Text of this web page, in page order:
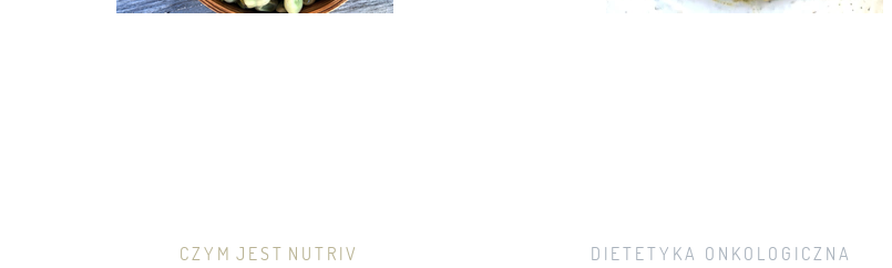
C Z Y M J E S T N U T R I V D I E T E T Y K A O N K O L O G I C Z N A